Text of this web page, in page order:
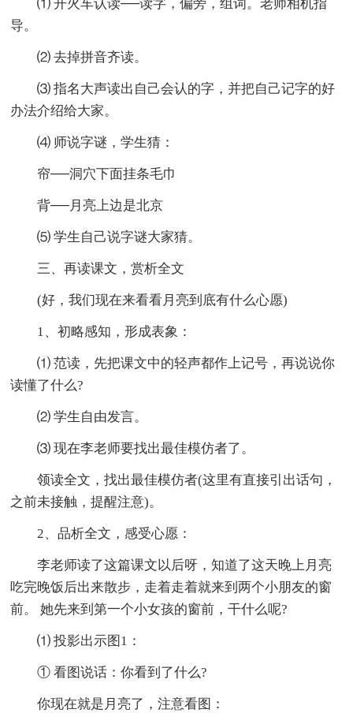
⑴ 开火车认读──读字，偏旁，组词。老师相机指
导。
⑵ 去掉拼音齐读。
⑶ 指名大声读出自己会认的字，并把自己记字的好
办法介绍给大家。
⑷ 师说字谜，学生猜：
帘──洞穴下面挂条毛巾
背──月亮上边是北京
⑸ 学生自己说字谜大家猜。
三、再读课文，赏析全文
(好，我们现在来看看月亮到底有什么心愿)
1、初略感知，形成表象：
⑴ 范读，先把课文中的轻声都作上记号，再说说你
读懂了什么?
⑵ 学生自由发言。
⑶ 现在李老师要找出最佳模仿者了。
领读全文，找出最佳模仿者(这里有直接引出话句，
之前未接触，提醒注意)。
2、品析全文，感受心愿：
李老师读了这篇课文以后呀，知道了这天晚上月亮
吃完晚饭后出来散步，走着走着就来到两个小朋友的窗
前。 她先来到第一个小女孩的窗前，干什么呢?
⑴ 投影出示图1：
① 看图说话：你看到了什么?
你现在就是月亮了，注意看图：